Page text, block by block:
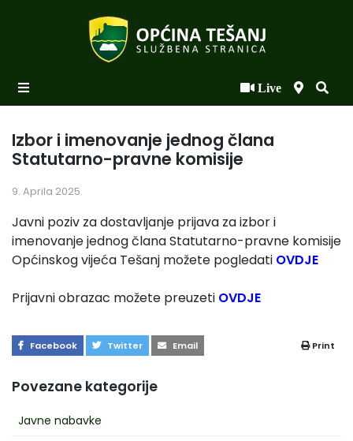
Live
Novosti po kategorijama
Podaci o Općini
Biznis
Općinski načelnik
Općinsko vijeće
Uprava
Povezane kategorije
Javne nabavke
Izbor i imenovanje jednog člana
Statutarno-pravne komisije
9. Aprila 2025.
Javni poziv za dostavljanje prijava za izbor i
imenovanje jednog člana Statutarno-pravne komisije
Općinskog vijeća Tešanj možete pogledati OVDJE
Prijavni obrazac možete preuzeti OVDJE
Facebook Twitter Email Print